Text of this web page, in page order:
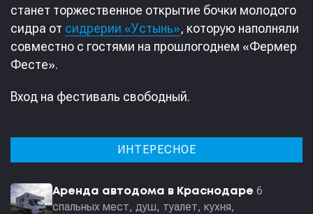
станет торжественное открытие бочки молодого
сидра от сидрерии «Устынь», которую наполняли
совместно с гостями на прошлогоднем «Фермер
Фесте».
Вход на фестиваль свободный.
ИНТЕРЕСНОЕ
Аренда автодома в Краснодаре 6
спальных мест, душ, туалет, кухня,